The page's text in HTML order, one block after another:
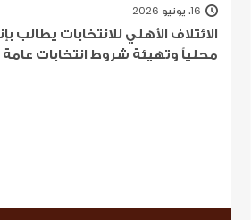
16، يونيو 2026
الائتلاف الأهلي للانتخابات يطالب
محلياً وتهيئة شروط انتخابات